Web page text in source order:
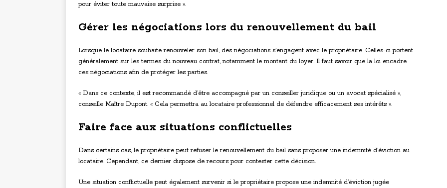
pour éviter toute mauvaise surprise ».
Gérer les négociations lors du renouvellement du bail
Lorsque le locataire souhaite renouveler son bail, des négociations s’engagent avec le propriétaire. Celles-ci portent
généralement sur les termes du nouveau contrat, notamment le montant du loyer. Il faut savoir que la loi encadre
ces négociations afin de protéger les parties.
« Dans ce contexte, il est recommandé d’être accompagné par un conseiller juridique ou un avocat spécialisé »,
conseille Maître Dupont. « Cela permettra au locataire professionnel de défendre efficacement ses intérêts ».
Faire face aux situations conflictuelles
Dans certains cas, le propriétaire peut refuser le renouvellement du bail sans proposer une indemnité d’éviction au
locataire. Cependant, ce dernier dispose de recours pour contester cette décision.
Une situation conflictuelle peut également survenir si le propriétaire propose une indemnité d’éviction jugée